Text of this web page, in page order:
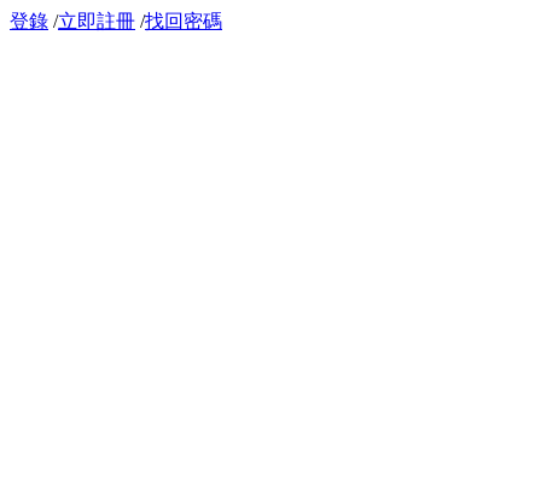
登錄 /立即註冊 /找回密碼